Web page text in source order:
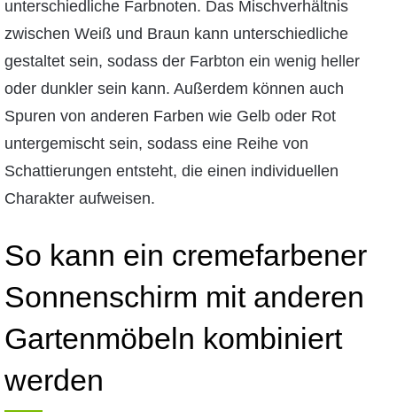
unterschiedliche Farbnoten. Das Mischverhältnis
zwischen Weiß und Braun kann unterschiedliche
gestaltet sein, sodass der Farbton ein wenig heller
oder dunkler sein kann. Außerdem können auch
Spuren von anderen Farben wie Gelb oder Rot
untergemischt sein, sodass eine Reihe von
Schattierungen entsteht, die einen individuellen
Charakter aufweisen.
So kann ein cremefarbener
Sonnenschirm mit anderen
Gartenmöbeln kombiniert
werden